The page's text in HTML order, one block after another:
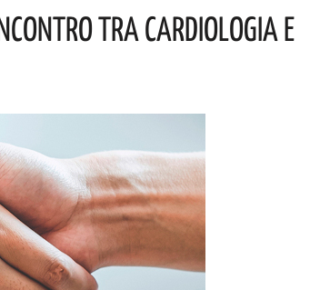
DI STUDIO DEL VALORE DI 800 EURO! COMPLIMENTI
DI MALTA”. ECCO IL PROGRAMMA
SPETTACOLO DI ROSMY, UN EMOZIONANTE VIAGGIO TRA MUSICA E PAROLE. I DETTAGLI
Tra Cardiologia E